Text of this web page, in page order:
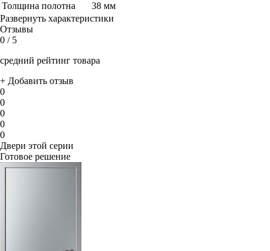
Толщина полотна
38 мм
Развернуть характеристики
Отзывы
0 / 5
средний рейтинг товара
+ Добавить отзыв
0
0
0
0
0
Двери этой серии
Готовое решение